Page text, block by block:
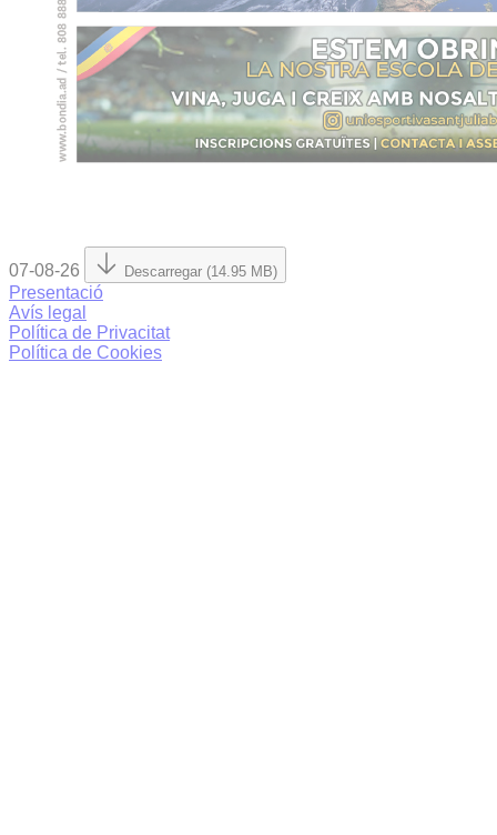
07-08-26 Descarregar (14.95 MB)
Presentació
Avís legal
Política de Privacitat
Política de Cookies